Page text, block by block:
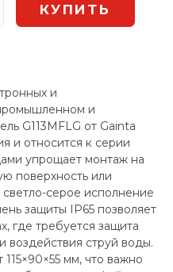
и
и
G113MFLG от Gainta
и относится к серии
упрощает монтаж на
поверхность или
серое исполнение
защиты IP65 позволяет
где требуется защита
воздействия струй воды.
мм, что важно